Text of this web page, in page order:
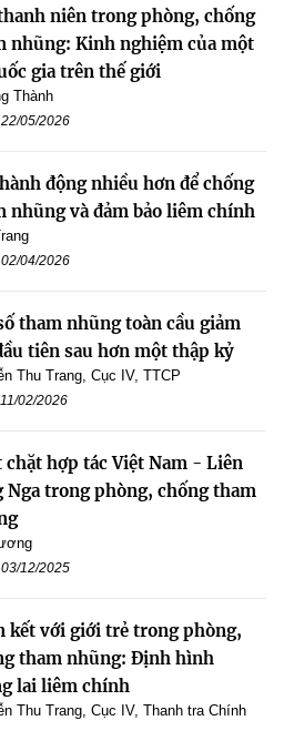
niên trong phòng, chống
nhũng: Kinh nghiệm của một
gia trên thế giới
Thành
05/2026
động nhiều hơn để chống
nhũng và đảm bảo liêm chính
04/2026
tham nhũng toàn cầu giảm
tiên sau hơn một thập kỷ
Thu Trang, Cục IV, TTCP
02/2026
chặt hợp tác Việt Nam - Liên
Nga trong phòng, chống tham
12/2025
kết với giới trẻ trong phòng,
tham nhũng: Định hình
lai liêm chính
Thu Trang, Cục IV, Thanh tra Chính